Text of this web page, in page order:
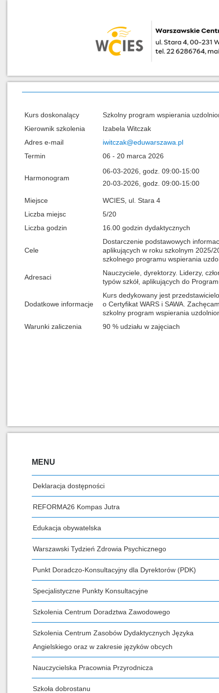
Kurs doskonalący
Szkolny program wspierania
Kierownik szkolenia
Izabela Witczak
Adres e-mail
iwitczak@eduwarszawa.pl
Termin
06 - 20 marca 2026
Harmonogram
06-03-2026, godz. 09:00-15:00
20-03-2026, godz. 09:00-15:00
Miejsce
WCIES, ul. Stara 4
Liczba miejsc
5/20
Liczba godzin
16.00 godzin dydaktycznych
Cele
Dostarczenie podstawowych
aplikujących w roku szkolnym 2025/
szkolnego programu wspierania
Adresaci
Nauczyciele, dyrektorzy. Liderzy,
typów szkół, aplikujących do
Dodatkowe informacje
Kurs dedykowany jest
o Certyfikat WARS i SAWA.
szkolny program wspierania
Warunki zaliczenia
90 % udziału w zajęciach
MENU
Deklaracja dostępności
REFORMA26 Kompas Jutra
Edukacja obywatelska
Warszawski Tydzień Zdrowia Psychicznego
Punkt Doradczo-Konsultacyjny dla Dyrektorów (PDK)
Specjalistyczne Punkty Konsultacyjne
Szkolenia Centrum Doradztwa Zawodowego
Szkolenia Centrum Zasobów Dydaktycznych Języka
Angielskiego oraz w zakresie języków obcych
Nauczycielska Pracownia Przyrodnicza
Szkoła dobrostanu